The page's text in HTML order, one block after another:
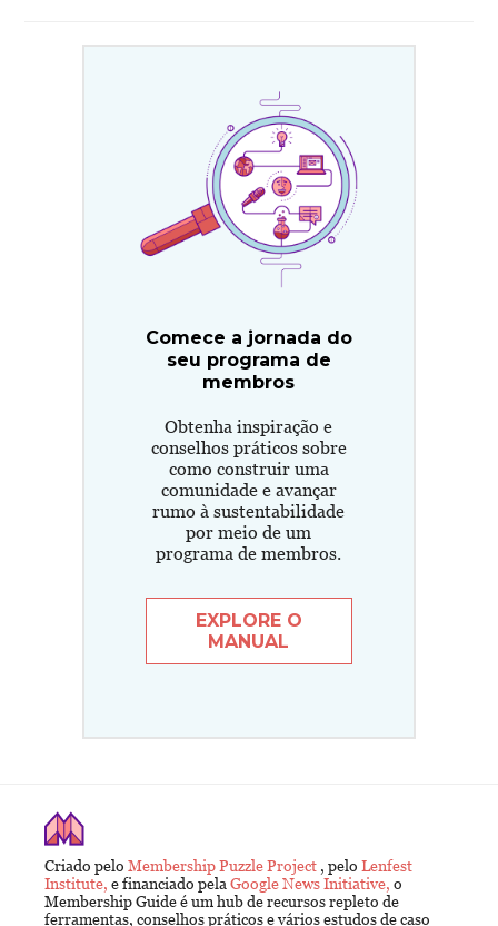
Comece a jornada do
seu programa de
membros
Obtenha inspiração e
conselhos práticos sobre
como construir uma
comunidade e avançar
rumo à sustentabilidade
por meio de um
programa de membros.
EXPLORE O
MANUAL
Criado pelo Membership Puzzle Project , pelo Lenfest
Institute, e financiado pela Google News Initiative, o
Membership Guide é um hub de recursos repleto de
ferramentas, conselhos práticos e vários estudos de caso